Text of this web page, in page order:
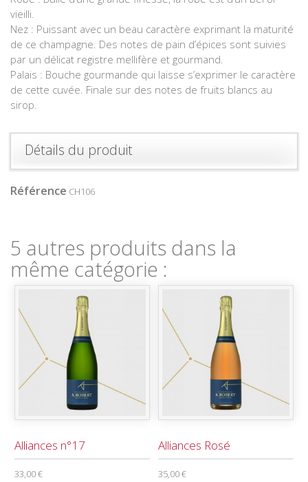
vieilli.
Nez : Puissant avec un beau caractère exprimant la maturité
de ce champagne. Des notes de pain d’épices sont suivies
par un délicat registre mellifère et gourmand.
Palais : Bouche gourmande qui laisse s’exprimer le caractère
de cette cuvée. Finale sur des notes de fruits blancs au
sirop.
Détails du produit
Référence CH106
5 autres produits dans la
même catégorie :
Alliances n°17
33,00 €
Alliances Rosé
35,00 €